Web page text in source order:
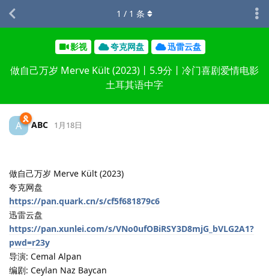
影视 夸克网盘 迅雷云盘
做自己万岁 Merve Kült (2023)丨5.9分丨冷门喜剧爱情电影
土耳其语中字
1 / 1 条
A ABC 1月18日
做自己万岁 Merve Kült (2023)
夸克网盘
https://pan.quark.cn/s/cf5f681879c6
迅雷云盘
https://pan.xunlei.com/s/VNo0ufOBiRSY3D8mjG_bVLG2A1?
pwd=r23y
导演: Cemal Alpan
编剧: Ceylan Naz Baycan